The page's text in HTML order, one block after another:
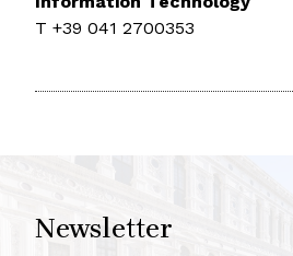
T +39 041 2700353
Newsletter